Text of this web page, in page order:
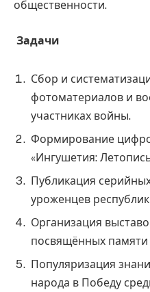
общественности.
Задачи
Сбор и
фотоматериалов и
участниках войны.
Формирование
«Ингушетия:
Публикация
уроженцев
Организация
посвящённых памяти
Популяризация
народа в Победу